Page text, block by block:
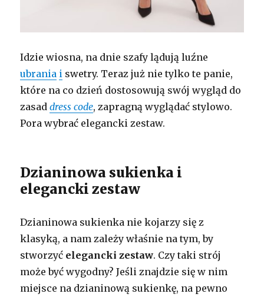
Idzie wiosna, na dnie szafy lądują luźne
ubrania i swetry. Teraz już nie tylko te panie,
które na co dzień dostosowują swój wygląd do
zasaddress code, zapragną wyglądać stylowo.
Pora wybrać elegancki zestaw.
Dzianinowa sukienka i
elegancki zestaw
Dzianinowa sukienka nie kojarzy się z
klasyką, a nam zależy właśnie na tym, by
stworzyć elegancki zestaw. Czy taki strój
może być wygodny? Jeśli znajdzie się w nim
miejsce na dzianinową sukienkę, na pewno